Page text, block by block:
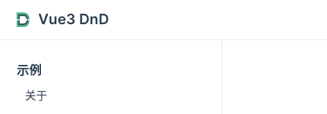
Vue3 DnD
示例
关于